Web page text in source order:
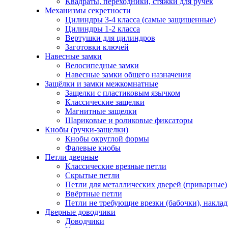
Механизмы секретности
Цилиндры 3-4 класса (самые защищенные)
Цилиндры 1-2 класса
Вертушки для цилиндров
Заготовки ключей
Навесные замки
Велосипедные замки
Навесные замки общего назначения
Защёлки и замки межкомнатные
Защелки с пластиковым язычком
Классические защелки
Магнитные защелки
Шариковые и роликовые фиксаторы
Кнобы (ручки-защелки)
Кнобы округлой формы
Фалевые кнобы
Петли дверные
Классические врезные петли
Скрытые петли
Петли для металлических дверей (приварные)
Ввёртные петли
Петли не требующие врезки (бабочки),
Дверные доводчики
Доводчики